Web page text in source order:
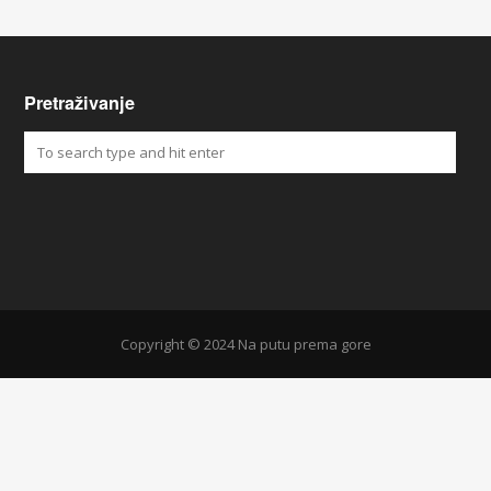
Pretraživanje
Copyright © 2024 Na putu prema gore